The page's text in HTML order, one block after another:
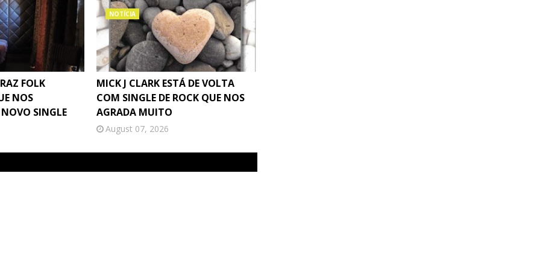
FOLK
NOS
SINGLE
NOTÍCIA
MICK J CLARK ESTÁ DE VOLTA
COM SINGLE DE ROCK QUE NOS
AGRADA MUITO
August 07, 2026